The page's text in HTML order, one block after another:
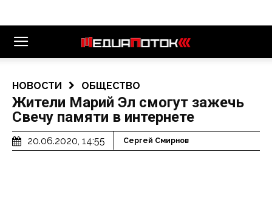
НОВОСТИ ОБЩЕСТВО
Жители Марий Эл смогут зажечь
Свечу памяти в интернете
20.06.2020, 14:55 Сергей Смирнов